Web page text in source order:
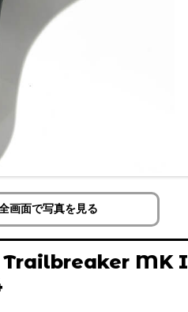
画面で写真を見る
Trailbreaker MK I